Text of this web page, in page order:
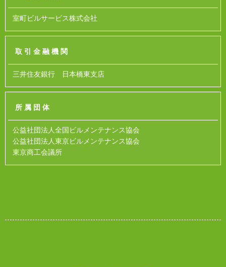
室町ビルサービス株式会社
取引金融機関
三井住友銀行 日本橋東支店
所属団体
公益社団法人全国ビルメンテナンス協会
公益社団法人東京ビルメンテナンス協会
東京商工会議所